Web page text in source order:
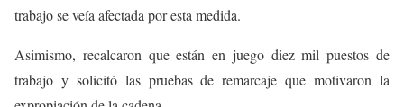
trabajo se veía afectada por esta medida.
Asimismo, recalcaron que están en juego diez mil puestos de
trabajo y solicitó las pruebas de remarcaje que motivaron la